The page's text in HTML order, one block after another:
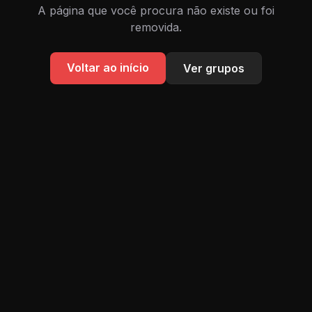
A página que você procura não existe ou foi
removida.
Voltar ao início Ver grupos